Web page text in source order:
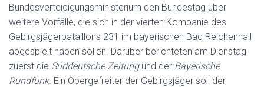
Bundesverteidigungsministerium den Bundestag über
weitere Vorfälle, die sich in der vierten Kompanie des
Gebirgsjägerbataillons 231 im bayerischen Bad Reichenhall
abgespielt haben sollen. Darüber berichteten am Dienstag
zuerst die Süddeutsche Zeitung und der Bayerische
Rundfunk. Ein Obergefreiter der Gebirgsjäger soll der